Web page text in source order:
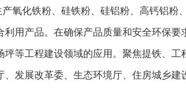
氧化铁粉、硅铁粉、硅铝粉、高钙铝粉
用产品。在确保产品质量和安全环保要
等工程建设领域的应用。聚焦提铁、工
发展改革委、生态环境厅、住房城乡建